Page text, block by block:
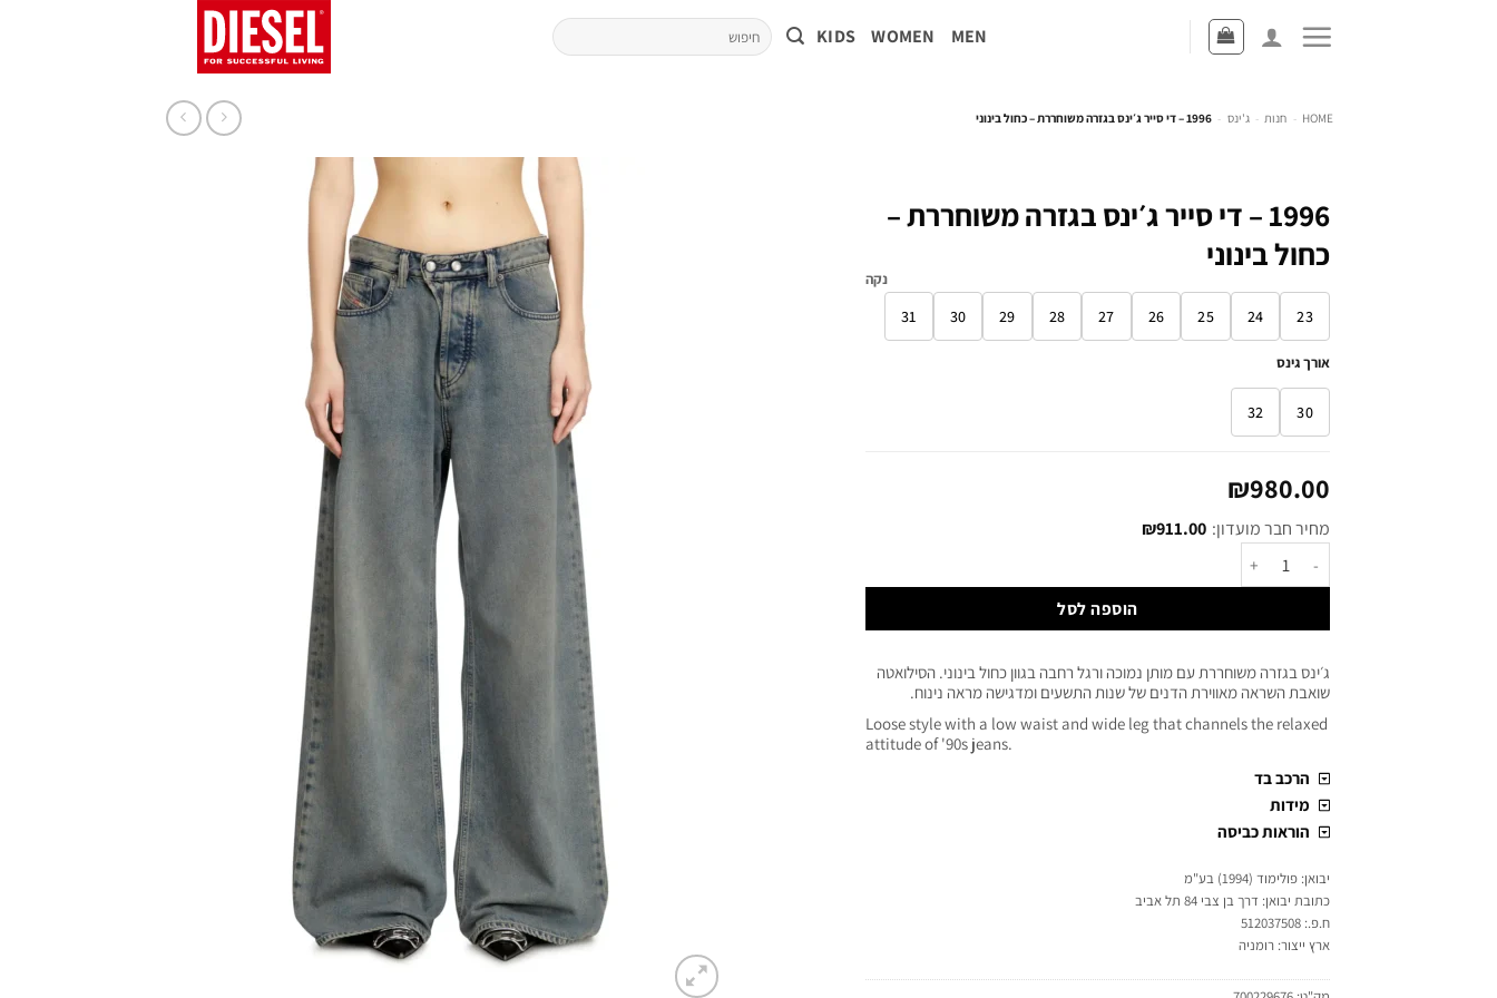
MEN
WOMEN
KIDS
HOME
- חנות - ג'ינס - 1996 – די סייר ג׳ינס בגזרה משוחררת – כחול בינוני
1996 – די סייר ג׳ינס בגזרה משוחררת –
כחול בינוני
23
24
25
26
27
28
29
30
31
אורך גינס
30
32
נקה
₪980.00
מחיר חבר מועדון: ₪911.00
הוספה לסל
ג׳ינס בגזרה משוחררת עם מותן נמוכה ורגל רחבה בגוון כחול בינוני. הסילואטה
שואבת השראה מאווירת הדנים של שנות התשעים ומדגישה מראה נינוח.
Loose style with a low waist and wide leg that channels the relaxed
attitude of '90s jeans.
הרכב בד
מידות
הוראות כביסה
יבואן: פולימוד (1994) בע"מ
כתובת יבואן: דרך בן צבי 84 תל אביב
ח.פ.: 512037508
ארץ ייצור: רומניה